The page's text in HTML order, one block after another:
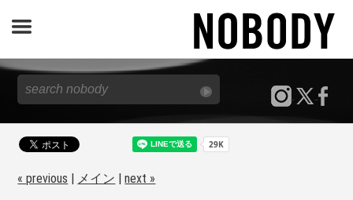
JOURNAL
SPECIAL
REPORT
« previous メイン |next »